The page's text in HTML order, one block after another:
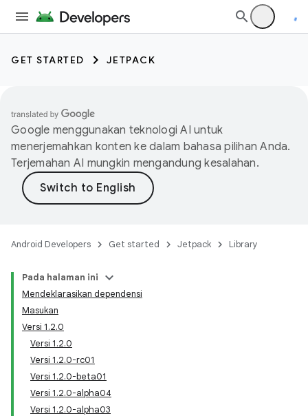
GET STARTED JETPACK
Google menggunakan teknologi AI untuk
menerjemahkan konten ke dalam bahasa pilihan Anda.
Terjemahan AI mungkin mengandung kesalahan.
Android Developers Get started Jetpack Library
Pada halaman ini
Mendeklarasikan dependensi
Masukan
Versi 1.2.0
Versi 1.2.0
Versi 1.2.0-rc01
Versi 1.2.0-beta01
Versi 1.2.0-alpha04
Versi 1.2.0-alpha03